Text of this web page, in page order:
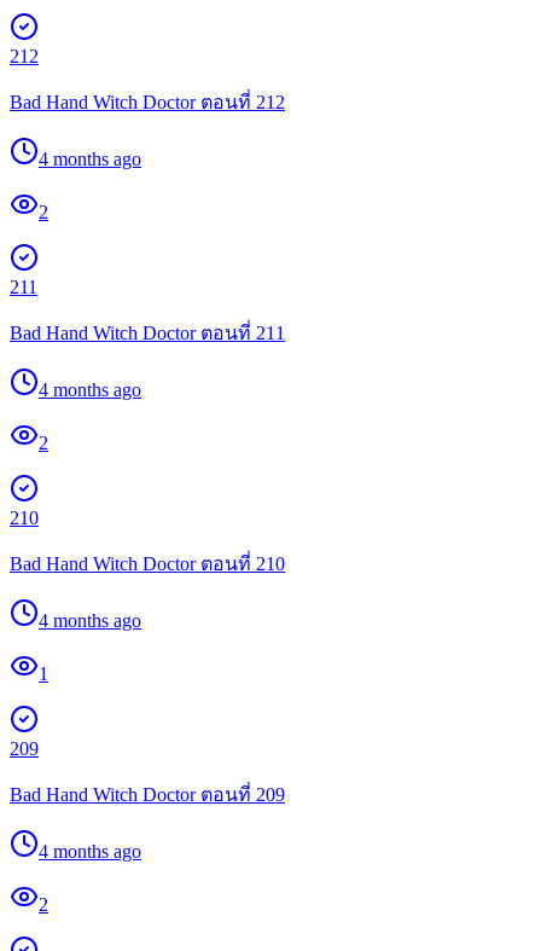
212
Bad Hand Witch Doctor ตอนที่ 212
4 months ago
2
211
Bad Hand Witch Doctor ตอนที่ 211
4 months ago
2
210
Bad Hand Witch Doctor ตอนที่ 210
4 months ago
1
209
Bad Hand Witch Doctor ตอนที่ 209
4 months ago
2